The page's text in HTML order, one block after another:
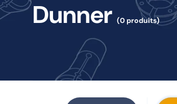
Dunner (0 produits)